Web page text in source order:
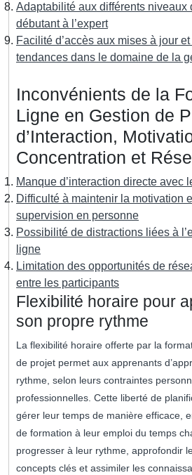
Adaptabilité aux différents niveaux
débutant à l’expert
Facilité d’accès aux mises à jour
tendances dans le domaine de la
Inconvénients de la
Ligne en Gestion de
d’Interaction,
Concentration et
Manque d’interaction directe avec
Difficulté à maintenir la motivation
supervision en personne
Possibilité de distractions liées à
ligne
Limitation des opportunités de
entre les participants
Flexibilité horaire pour
son propre rythme
La flexibilité horaire offerte par la
de projet permet aux apprenants
rythme, selon leurs contraintes
professionnelles. Cette liberté de
gérer leur temps de manière efficace,
de formation à leur emploi du temps
progresser à leur rythme, approfondir
concepts clés et assimiler les